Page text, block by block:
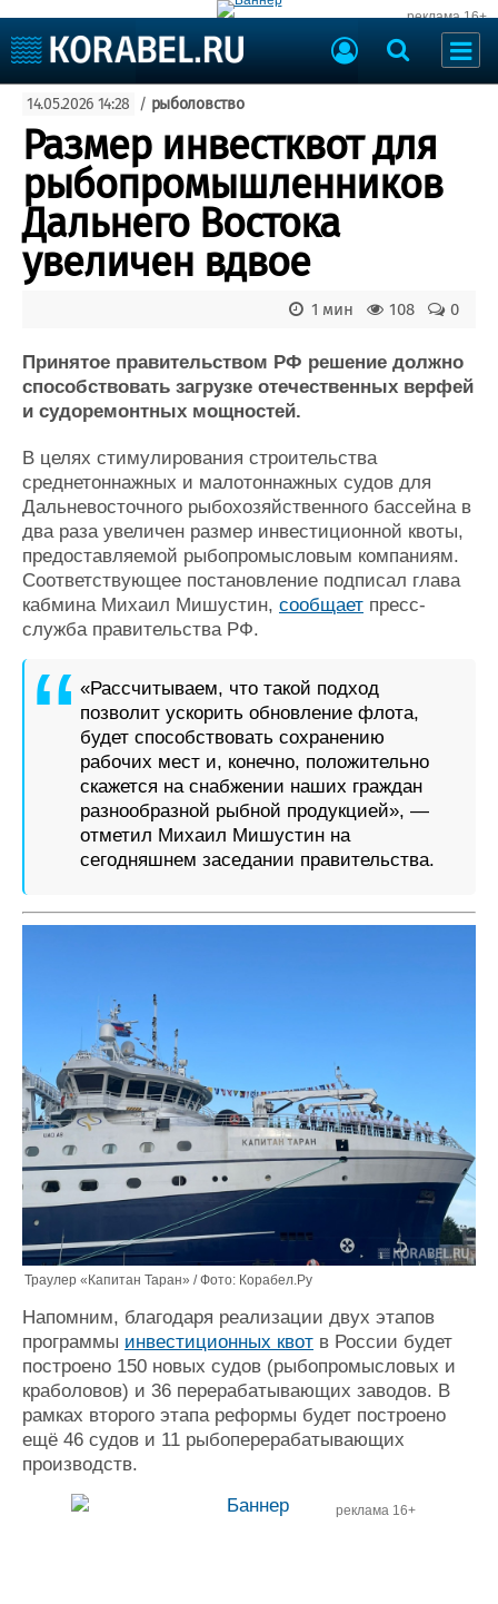
реклама 16+
Судоходство
Судоремонт
События
Пресс-релизы
Порты
Рыболовство
ВМФ
Образование
Яхты и катера
Еще
Пульс
Новости
Компании
Работа
Крюинг
Журнал
Реклама
Доска объявлений
Продажа флота
Оборудование
Материалы
Услуги
Конференции
Выставки и семинары
Словарь
Флот
Отзывы
Все службы
14.05.2026 14:28 / рыболовство
Размер инвестквот для
рыбопромышленников
Дальнего Востока
увеличен вдвое
0
108
1 мин
Принятое правительством РФ решение должно
способствовать загрузке отечественных верфей
и судоремонтных мощностей.
В целях стимулирования строительства
среднетоннажных и малотоннажных судов для
Дальневосточного рыбохозяйственного бассейна в
два раза увеличен размер инвестиционной квоты,
предоставляемой рыбопромысловым компаниям.
Соответствующее постановление подписал глава
кабмина Михаил Мишустин, сообщает пресс-
служба правительства РФ.
«Рассчитываем, что такой подход
позволит ускорить обновление флота,
будет способствовать сохранению
рабочих мест и, конечно, положительно
скажется на снабжении наших граждан
разнообразной рыбной продукцией», —
отметил Михаил Мишустин на
сегодняшнем заседании правительства.
Траулер «Капитан Таран» / Фото: Корабел.Ру
Напомним, благодаря реализации двух этапов
программы инвестиционных квот в России будет
построено 150 новых судов (рыбопромысловых и
краболовов) и 36 перерабатывающих заводов. В
рамках второго этапа реформы будет построено
ещё 46 судов и 11 рыбоперерабатывающих
производств.
реклама 16+